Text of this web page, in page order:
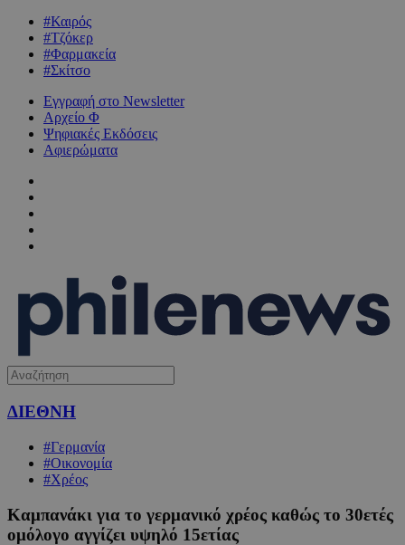
#Καιρός
#Τζόκερ
#Φαρμακεία
#Σκίτσο
Εγγραφή στο Newsletter
Αρχείο Φ
Ψηφιακές Εκδόσεις
Αφιερώματα
ΔΙΕΘΝΗ
#Γερμανία
#Οικονομία
#Χρέος
Καμπανάκι για το γερμανικό χρέος καθώς το 30ετές
ομόλογο αγγίζει υψηλό 15ετίας